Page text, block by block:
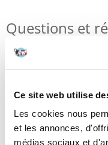
Ce site web utilise
Les cookies nous
et les annonces,
médias sociaux et
Questions et
Critiques
Photos supplémentaires